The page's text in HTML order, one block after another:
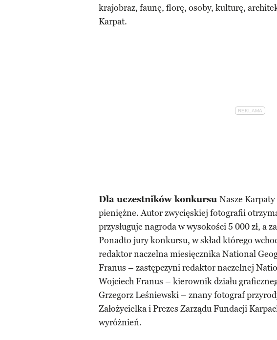
krajobraz, faunę, florę, osoby, kulturę,
Karpat.
Dla uczestników konkursu Nasze
pieniężne. Autor zwycięskiej fotografii
przysługuje nagroda w wysokości 5 000 zł, a
Ponadto jury konkursu, w skład którego
redaktor naczelna miesięcznika National
Franus – zastępczyni redaktor naczelnej
Wojciech Franus – kierownik działu
Grzegorz Leśniewski – znany fotograf
Założycielka i Prezes Zarządu Fundacji
wyróżnień.